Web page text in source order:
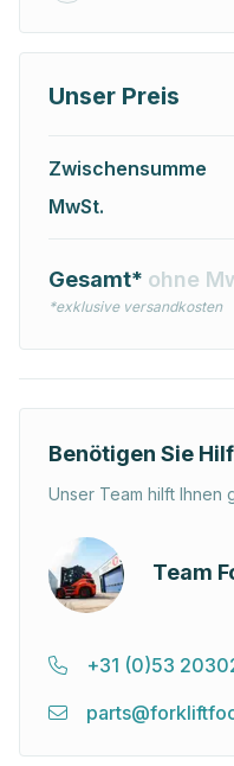
Unser Preis
Zwischensumme
MwSt.
Gesamt* ohne
*exklusive versandkosten
Benötigen Sie
Unser Team hilft Ihnen
Team
+31 (0)53